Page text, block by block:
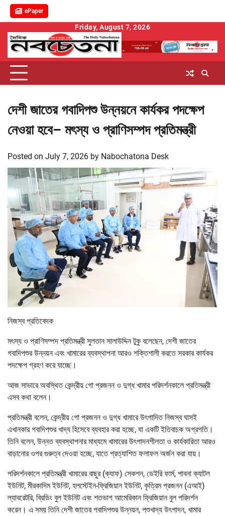
ePaper
content
Friday, August 7, 2026
দেশী জাতের গবাদিপশু উন্নয়নে কার্যকর পদক্ষেপ
নেওয়া হবে– মৎস্য ও প্রাণিসম্পদ প্রতিমন্ত্রী
Posted on July 7, 2026 by Nabochatona Desk
নিজস্ব প্রতিবেদক
মৎস্য ও প্রাণিসম্পদ প্রতিমন্ত্রী সুলতান সালাউদ্দিন টুকু বলেছেন, দেশী জাতের
গবাদিপশুর উন্নয়ন এবং খামারের ব্যবস্থাপনা আরও শক্তিশালী করতে সরকার কার্যকর
পদক্ষেপ গ্রহণ করে যাচ্ছে।
আজ সাভারে অবস্থিত কেন্দ্রীয় গো প্রজনন ও দুগ্ধ খামার পরিদর্শনকালে প্রতিমন্ত্রী
এসব কথা বলেন।
প্রতিমন্ত্রী বলেন, কেন্দ্রীয় গো প্রজনন ও দুগ্ধ খামারে উৎপাদিত নিজস্ব ঘাসই
এখানকার গবাদিপশুর খাদ্য হিসেবে ব্যবহার করা হচ্ছে, যা একটি ইতিবাচক অগ্রগতি।
তিনি বলেন, উন্নত ব্যবস্থাপনার মাধ্যমে খামারের উৎপাদনশীলতা ও কার্যকারিতা আরও
বাড়ানোর ওপর গুরুত্ব দেওয়া হচ্ছে, যাতে প্রত্যাশিত ফলাফল অর্জন করা যায়।
পরিদর্শনকালে প্রতিমন্ত্রী খামারের বাছুর (ক্যাফ) সেকশন, ডেইরি ফার্ম, পাবনা ক্যাটল
ইউনিট, মীরকাদিম ইউনিট, হলস্টেইন-ফ্রিজিয়ান ইউনিট, কৃত্রিম প্রজনন (এআই)
ল্যাবরেটরি, ব্রিডিং বুল ইউনিট এবং শতভাগ আমেরিকান ফ্রিজিয়ান বুল পরিদর্শন
করেন। এ সময় তিনি দেশী জাতের গবাদিপশুর উন্নয়ন, পশুখাদ্য উৎপাদন, খামার